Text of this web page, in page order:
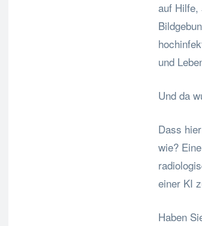
auf Hilfe,
und
Und da
Dass
wie?
einer KI
Haben